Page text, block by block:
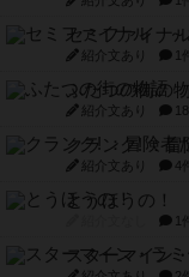
セミファイナ
紹介文あり
ふたつの街の
紹介文あり
クランク! ：冒
紹介文あり 4
とうほうの！
スターマイン